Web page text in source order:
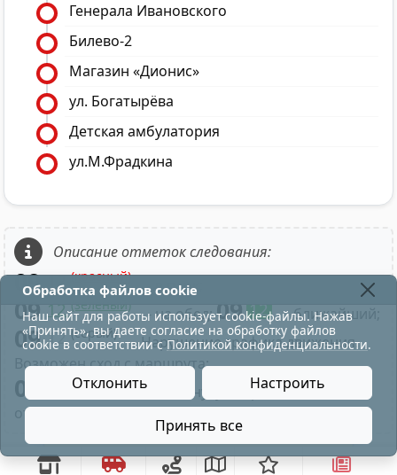
Генерала Ивановского
Билево-2
Магазин «Дионис»
ул. Богатырёва
Детская амбулатория
ул.М.Фрадкина
Описание отметок следования:
09 12(красный) - в парк;
09 12 (зелёный) - на обед;09 12 - ближайший;
09 12(серый)
- Нарушение графика движения.
Возможен сход с маршрута;
09
- Нажатие на минуту отправления
отображает время по рейсу маршрута;
остановка движения троллейбусов по ул.
Обработка файлов cookie
Наш сайт для работы использует cookie-файлы. Нажав
«Принять», вы даете согласие на обработку файлов
cookie в соответствии с Политикой конфиденциальности.
Отклонить Настроить
Принять все